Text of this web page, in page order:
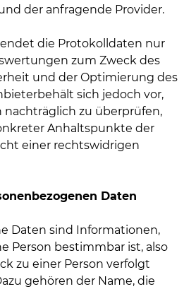
der anfragende Provider.
die Protokolldaten nur
zum Zweck des
und der Optimierung des
sich jedoch vor,
nachträglich zu überprüfen,
Anhaltspunkte der
einer rechtswidrigen
Daten
Daten sind Informationen,
Person bestimmbar ist, also
zu einer Person verfolgt
gehören der Name, die